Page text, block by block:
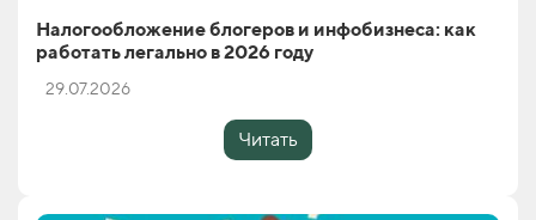
Налогообложение блогеров и инфобизнеса: как
работать легально в 2026 году
29.07.2026
Читать